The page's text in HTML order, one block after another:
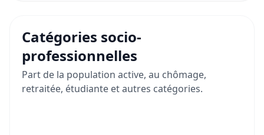
Catégories socio-
professionnelles
Part de la population active, au chômage,
retraitée, étudiante et autres catégories.